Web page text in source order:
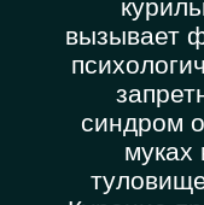
вызывает
синдром
муках